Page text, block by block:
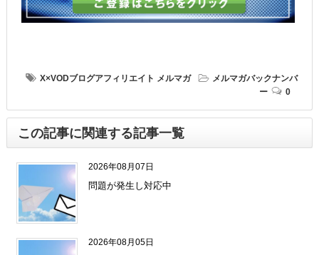
X×VODブログアフィリエイト メルマガ
メルマガバックナンバ
ー
0
この記事に関連する記事一覧
2026年08月07日
問題が発生し対応中
2026年08月05日